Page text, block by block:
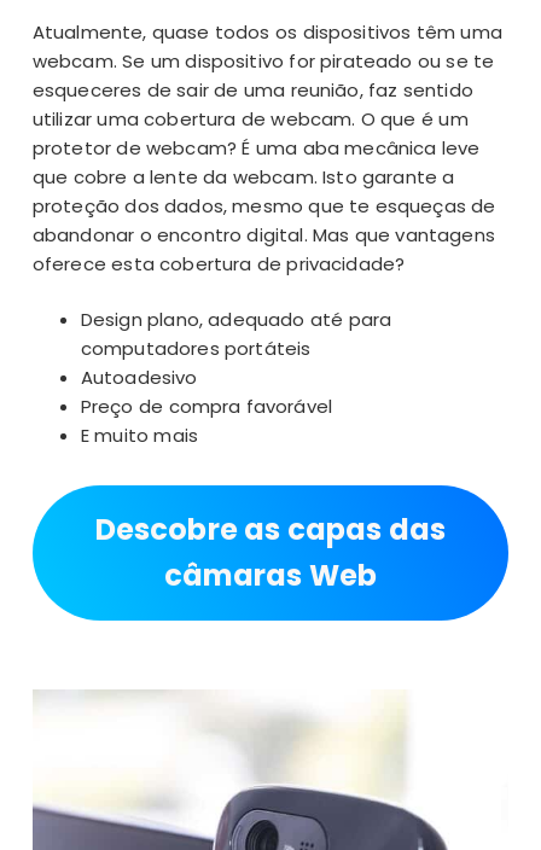
Atualmente, quase todos os dispositivos têm uma
webcam. Se um dispositivo for pirateado ou se te
esqueceres de sair de uma reunião, faz sentido
utilizar uma cobertura de webcam. O que é um
protetor de webcam? É uma aba mecânica leve
que cobre a lente da webcam. Isto garante a
proteção dos dados, mesmo que te esqueças de
abandonar o encontro digital. Mas que vantagens
oferece esta cobertura de privacidade?
Design plano, adequado até para
computadores portáteis
Autoadesivo
Preço de compra favorável
E muito mais
Descobre as capas das
câmaras Web